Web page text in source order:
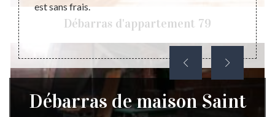
Débarras d'appartement 79
est sans frais.
Débarras de maison Saint